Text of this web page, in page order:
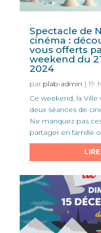
Spectacle de
cinéma :
vous offerts
weekend du
2024
par plab-admin |19
Ce weekend, la
deux séances de
Ne manquez pas
partager en famille